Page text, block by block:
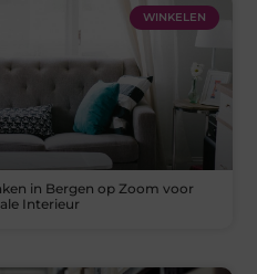
WINKELEN
in Bergen op Zoom voor
Interieur